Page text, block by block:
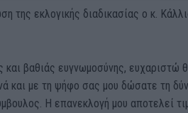
της εκλογικής διαδικασίας ο κ.
και βαθιάς ευγνωμοσύνης, ευχαριστώ
και με τη ψήφο σας μου δώσατε τη
Η επανεκλογή μου αποτελεί